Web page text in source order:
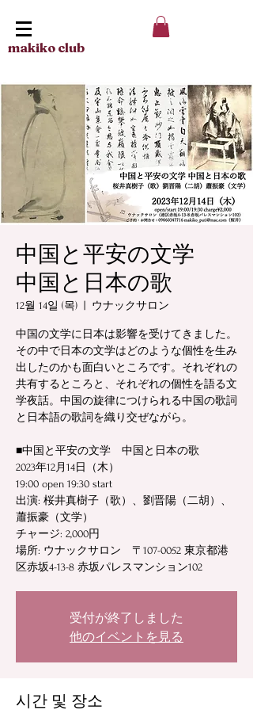
makiko club
中国と平安の文学
中国と日本の歌
12월 14일 (목) ウナックサロン
中国の文学に日本は影響を受けてきました。
その中で日本の文学はどのような個性を生み
出したのかも面白いところです。それぞれの
共有するところと、それぞれの個性を語る文
学夜話。中国の旋律につけられる中国の歌詞
と日本語の歌詞を織り交ぜながら。
■中国と平安の文学 中国と日本の歌
2023年12月14日（木）
19:00 open 19:30 start
出演: 桜井真樹子（歌）、劉晋陽（二胡）、
蕭振豪（文学）
チャージ: 2,000円
場所: ウナックサロン 〒107-0052 東京都港
区赤坂4-13-8 赤坂パレスマンション102
受付が終了しました
他のイベントを見る
시간 및 장소